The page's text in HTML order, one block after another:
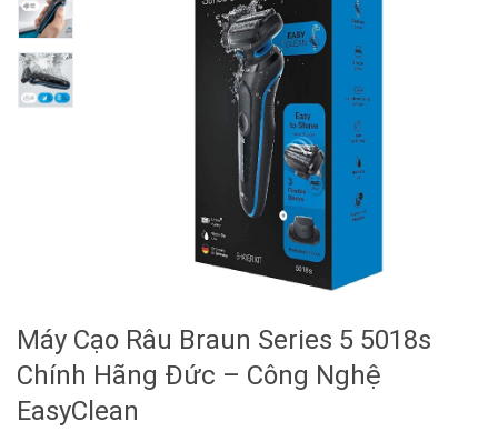
Máy Cạo Râu Braun Series 5 5018s
Chính Hãng Đức – Công Nghệ
EasyClean